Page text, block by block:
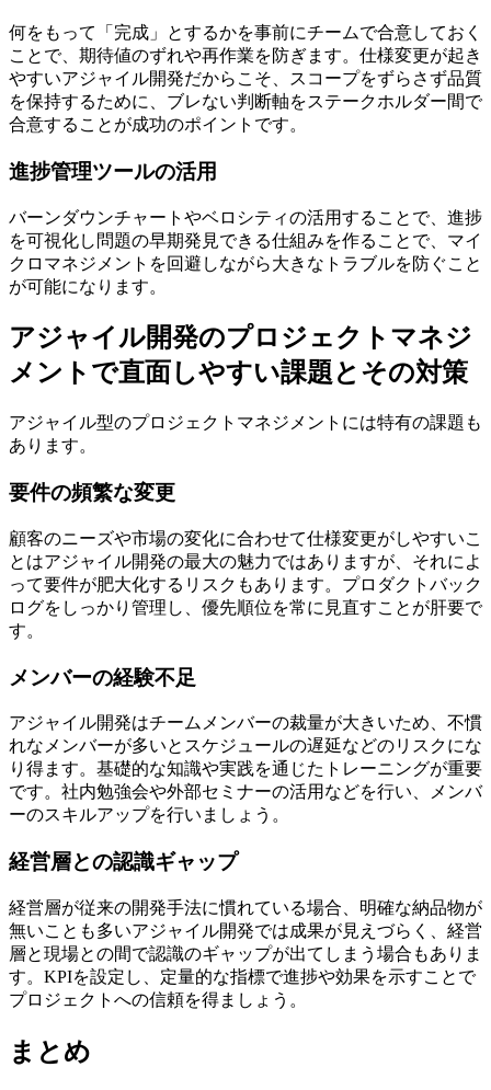
何をもって「完成」とするかを事前にチームで合意しておく
ことで、期待値のずれや再作業を防ぎます。仕様変更が起き
やすいアジャイル開発だからこそ、スコープをずらさず品質
を保持するために、ブレない判断軸をステークホルダー間で
合意することが成功のポイントです。
進捗管理ツールの活用
バーンダウンチャートやベロシティの活用することで、進捗
を可視化し問題の早期発見できる仕組みを作ることで、マイ
クロマネジメントを回避しながら大きなトラブルを防ぐこと
が可能になります。
アジャイル開発のプロジェクトマネジ
メントで直面しやすい課題とその対策
アジャイル型のプロジェクトマネジメントには特有の課題も
あります。
要件の頻繁な変更
顧客のニーズや市場の変化に合わせて仕様変更がしやすいこ
とはアジャイル開発の最大の魅力ではありますが、それによ
って要件が肥大化するリスクもあります。プロダクトバック
ログをしっかり管理し、優先順位を常に見直すことが肝要で
す。
メンバーの経験不足
アジャイル開発はチームメンバーの裁量が大きいため、不慣
れなメンバーが多いとスケジュールの遅延などのリスクにな
り得ます。基礎的な知識や実践を通じたトレーニングが重要
です。社内勉強会や外部セミナーの活用などを行い、メンバ
ーのスキルアップを行いましょう。
経営層との認識ギャップ
経営層が従来の開発手法に慣れている場合、明確な納品物が
無いことも多いアジャイル開発では成果が見えづらく、経営
層と現場との間で認識のギャップが出てしまう場合もありま
す。KPIを設定し、定量的な指標で進捗や効果を示すことで
プロジェクトへの信頼を得ましょう。
まとめ